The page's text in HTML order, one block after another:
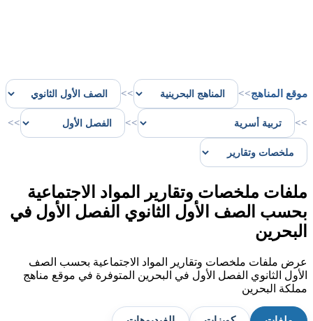
موقع المناهج>>
>>
>>
>>
>>
ملفات ملخصات وتقارير المواد الاجتماعية
بحسب الصف الأول الثانوي الفصل الأول في
البحرين
عرض ملفات ملخصات وتقارير المواد الاجتماعية بحسب الصف
الأول الثانوي الفصل الأول في البحرين المتوفرة في موقع مناهج
مملكة البحرين